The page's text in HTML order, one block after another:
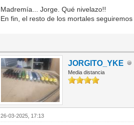
Madremía... Jorge. Qué nivelazo!!
En fin, el resto de los mortales
JORGITO_YKE
Media distancia
26-03-2025, 17:13